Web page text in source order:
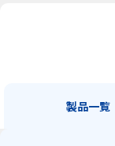
製品一覧